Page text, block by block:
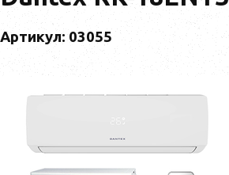
Артикул: 03055